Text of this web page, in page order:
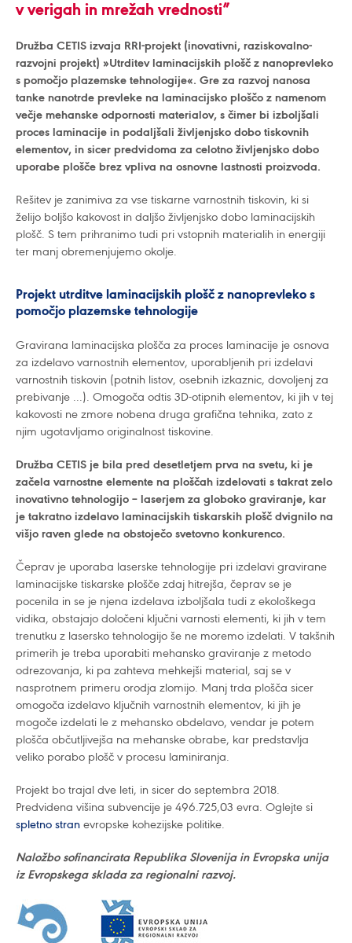
v verigah in mrežah vrednosti”
Družba CETIS izvaja RRI-projekt (inovativni, raziskovalno-
razvojni projekt) »Utrditev laminacijskih plošč z nanoprevleko
s pomočjo plazemske tehnologije«. Gre za razvoj nanosa
tanke nanotrde prevleke na laminacijsko ploščo z namenom
večje mehanske odpornosti materialov, s čimer bi izboljšali
proces laminacije in podaljšali življenjsko dobo tiskovnih
elementov, in sicer predvidoma za celotno življenjsko dobo
uporabe plošče brez vpliva na osnovne lastnosti proizvoda.
Rešitev je zanimiva za vse tiskarne varnostnih tiskovin, ki si
želijo boljšo kakovost in daljšo življenjsko dobo laminacijskih
plošč. S tem prihranimo tudi pri vstopnih materialih in energiji
ter manj obremenjujemo okolje.
Projekt utrditve laminacijskih plošč z nanoprevleko s
pomočjo plazemske tehnologije
Gravirana laminacijska plošča za proces laminacije je osnova
za izdelavo varnostnih elementov, uporabljenih pri izdelavi
varnostnih tiskovin (potnih listov, osebnih izkaznic, dovoljenj za
prebivanje ...). Omogoča odtis 3D-otipnih elementov, ki jih v tej
kakovosti ne zmore nobena druga grafična tehnika, zato z
njim ugotavljamo originalnost tiskovine.
Družba CETIS je bila pred desetletjem prva na svetu, ki je
začela varnostne elemente na ploščah izdelovati s takrat zelo
inovativno tehnologijo – laserjem za globoko graviranje, kar
je takratno izdelavo laminacijskih tiskarskih plošč dvignilo na
višjo raven glede na obstoječo svetovno konkurenco.
Čeprav je uporaba laserske tehnologije pri izdelavi gravirane
laminacijske tiskarske plošče zdaj hitrejša, čeprav se je
pocenila in se je njena izdelava izboljšala tudi z ekološkega
vidika, obstajajo določeni ključni varnosti elementi, ki jih v tem
trenutku z lasersko tehnologijo še ne moremo izdelati. V takšnih
primerih je treba uporabiti mehansko graviranje z metodo
odrezovanja, ki pa zahteva mehkejši material, saj se v
nasprotnem primeru orodja zlomijo. Manj trda plošča sicer
omogoča izdelavo ključnih varnostnih elementov, ki jih je
mogoče izdelati le z mehansko obdelavo, vendar je potem
plošča občutljivejša na mehanske obrabe, kar predstavlja
veliko porabo plošč v procesu laminiranja.
Projekt bo trajal dve leti, in sicer do septembra 2018.
Predvidena višina subvencije je 496.725,03 evra. Oglejte si
spletno stran evropske kohezijske politike.
Naložbo sofinancirata Republika Slovenija in Evropska unija
iz Evropskega sklada za regionalni razvoj.